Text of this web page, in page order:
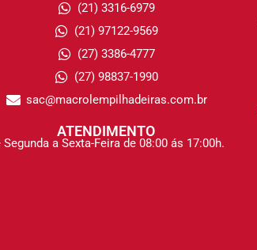
(21) 3316-6979
(21) 97122-9569
(27) 3386-4777
(27) 98837-1990
sac@macrolempilhadeiras.com.br
ATENDIMENTO
Segunda a Sexta-Feira de 08:00 ás 17:00h.